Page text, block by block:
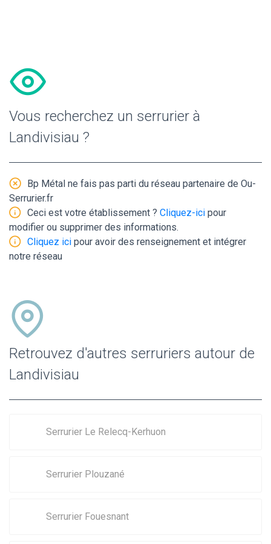
Vous recherchez un serrurier à
Landivisiau ?
Bp Métal ne fais pas parti du réseau partenaire de Ou-
Serrurier.fr
Ceci est votre établissement ? Cliquez-ici pour
modifier ou supprimer des informations.
Cliquez ici pour avoir des renseignement et intégrer
notre réseau
Retrouvez d'autres serruriers autour de
Landivisiau
Serrurier Le Relecq-Kerhuon
Serrurier Plouzané
Serrurier Fouesnant